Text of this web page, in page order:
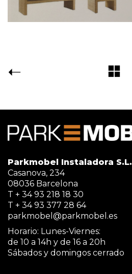
Parkmobel Instaladora S.L.
Casanova, 234
08036 Barcelona
T + 34 93 218 18 30
T + 34 93 377 28 64
parkmobel@parkmobel.es
Horario: Lunes-Viernes:
de 10 a 14h y de 16 a 20h
Sábados y domingos cerrado